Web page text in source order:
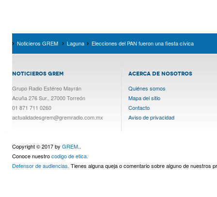
Noticieros GREM Laguna Elecciones del PAN fueron una fiesta cívica
NOTICIEROS GREM
Grupo Radio Estéreo Mayrán
Acuña 276 Sur., 27000 Torreón
01 871 711 0260
actualidadesgrem@gremradio.com.mx
ACERCA DE NOSOTROS
Quiénes somos
Mapa del sitio
Contacto
Aviso de privacidad
Copyright © 2017 by GREM..
Conoce nuestrocodigo de etica.
Defensor de audiencias. Tienes alguna queja o comentario sobre alguno de nuestros